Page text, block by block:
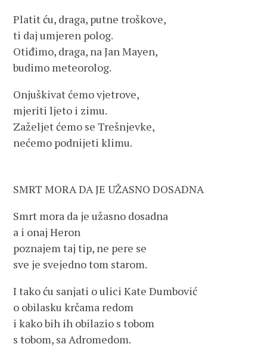
Platit ću, draga, putne troškove,
ti daj umjeren polog.
Otiđimo, draga, na Jan Mayen,
budimo meteorolog.
Onjuškivat ćemo vjetrove,
mjeriti ljeto i zimu.
Zaželjet ćemo se Trešnjevke,
nećemo podnijeti klimu.
SMRT MORA DA JE UŽASNO DOSADNA
Smrt mora da je užasno dosadna
a i onaj Heron
poznajem taj tip, ne pere se
sve je svejedno tom starom.
I tako ću sanjati o ulici Kate Dumbović
o obilasku krčama redom
i kako bih ih obilazio s tobom
s tobom, sa Adromedom.